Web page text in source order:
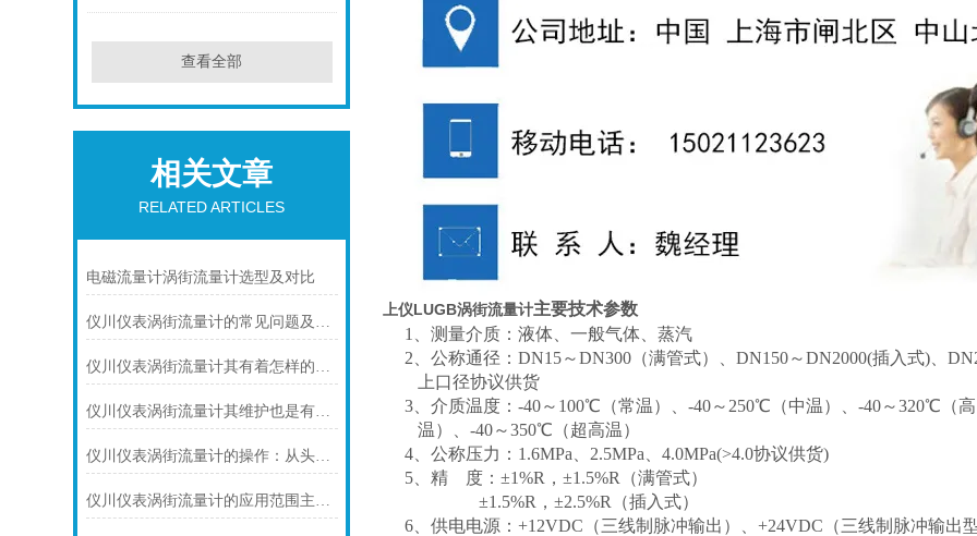
查看全部
相关文章
RELATED ARTICLES
电磁流量计涡街流量计选型及对比
仪川仪表涡街流量计的常见问题及解决方法如下
仪川仪表涡街流量计其有着怎样的特点呢？
仪川仪表涡街流量计其维护也是有要领的
仪川仪表涡街流量计的操作：从头开始学
仪川仪表涡街流量计的应用范围主要包括以下几个方面
上仪LUGB涡街流量计主要技术参数
1、测量介质：液体、一般气体、蒸汽
2、公称通径：DN15～DN300（满管式）、DN150～DN2000(插入式)、
上口径协议供货
3、介质温度：-40～ 100℃（常温）、-40～ 250℃（中温）、-40～320℃（高
温）、-40～350℃（超高温）
4、公称压力：1.6MPa、2.5MPa、4.0MPa(>4.0协议供货)
5、精 度：±1%R ，±1.5%R
（满管式）
±1 .5%R ，±2.5%R
（插入式）
6、供电电源：+12VDC（三线制脉冲输出）、+24VDC（三线制脉冲输出